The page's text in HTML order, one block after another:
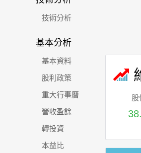
技術分析
基本分析
基本資料
股利政策
重大行事曆
營收盈餘
轉投資
本益比
股